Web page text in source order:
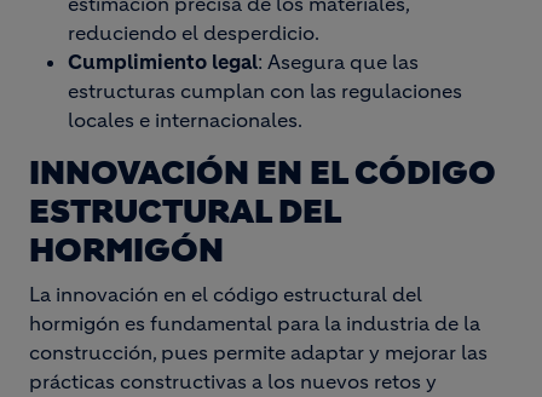
reduciendo el desperdicio.
Cumplimiento legal: Asegura que las
estructuras cumplan con las regulaciones
locales e internacionales.
INNOVACIÓN EN EL CÓDIGO
ESTRUCTURAL DEL
HORMIGÓN
La innovación en el código estructural del
hormigón es fundamental para la industria de la
construcción, pues permite adaptar y mejorar las
prácticas constructivas a los nuevos retos y